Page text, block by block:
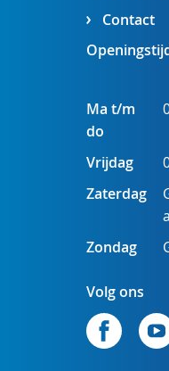
Contact
Ma t/m
do
Vrijdag
Zaterdag
Zondag
Volg ons